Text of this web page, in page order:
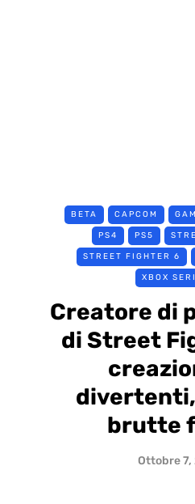
BETA CAPCOM
PS4 PS5
STREET FIGHTER 6
XBOX
Creatore di
di Street
divertenti,
brutte
Ottobre 7,